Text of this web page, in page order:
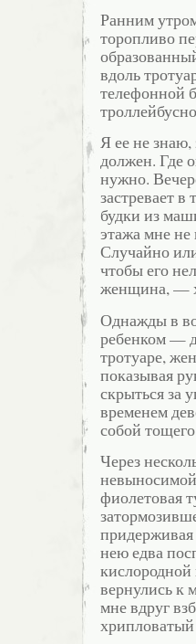
Ранним
торопливо
вдоль
телефонной
Я ее не знаю,
должен. Где
нужно.
застревает
будки из
этажа мне не
Случайно
чтобы его
женщина, —
Однажды в
ребенком —
тротуаре,
показывая
скрыться за
временем
собой
Через
фиолетовая
нею едва
вернулись к
мне вдруг